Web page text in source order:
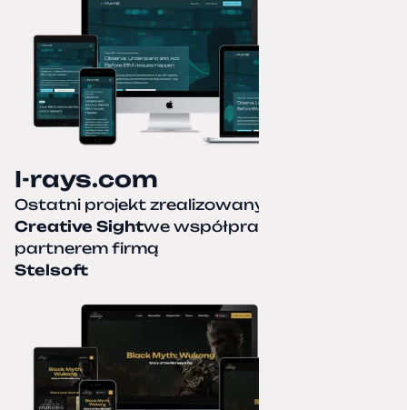
I-rays.com
Ostatni projekt zrealizowany przez
Creative Sightwe współpracy z naszym
partnerem firmą
Stelsoft